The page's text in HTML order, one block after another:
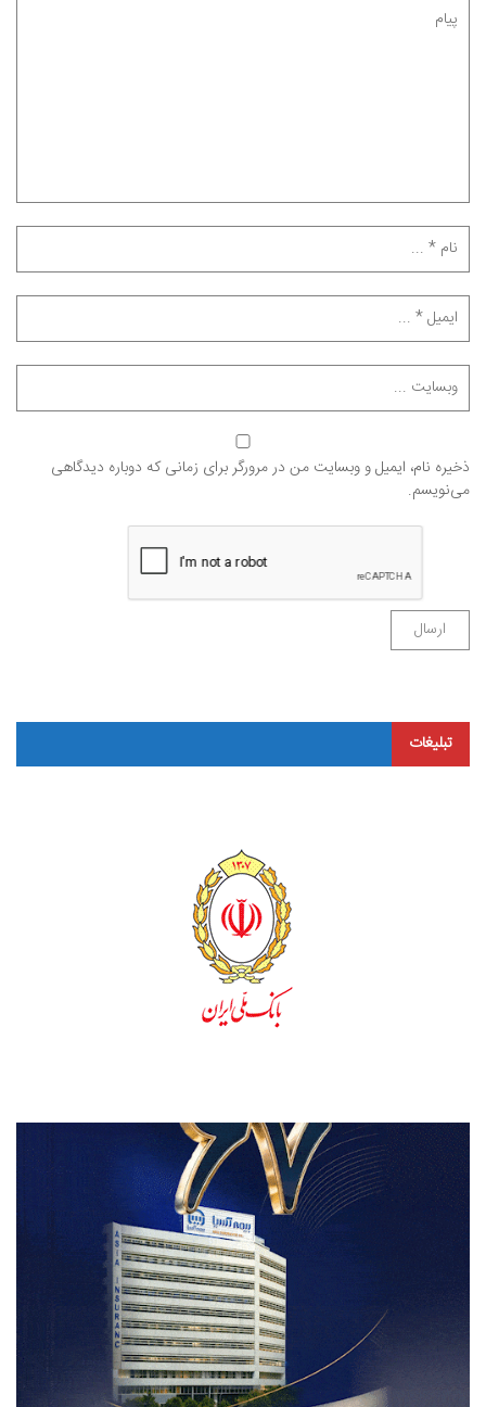
ذخیره نام، ایمیل و وبسایت من در مرورگر برای زمانی که دوباره دیدگاهی
می‌نویسم.
تبلیغات